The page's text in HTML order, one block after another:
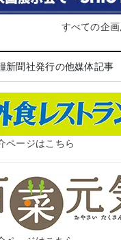
すべての企
新聞社発行の他媒体記事
ページはこちら